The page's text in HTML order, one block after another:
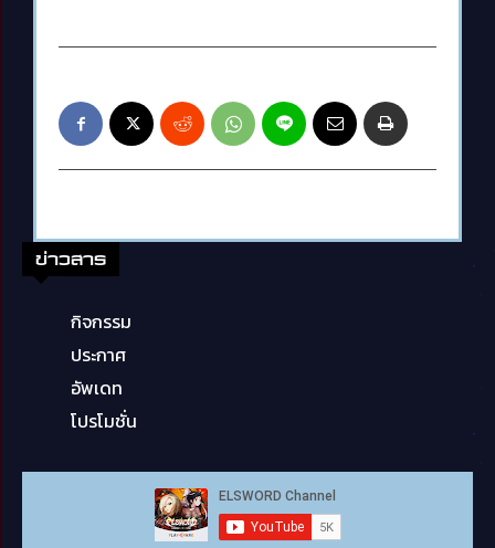
ข่าวสาร
กิจกรรม
ประกาศ
อัพเดท
โปรโมชั่น